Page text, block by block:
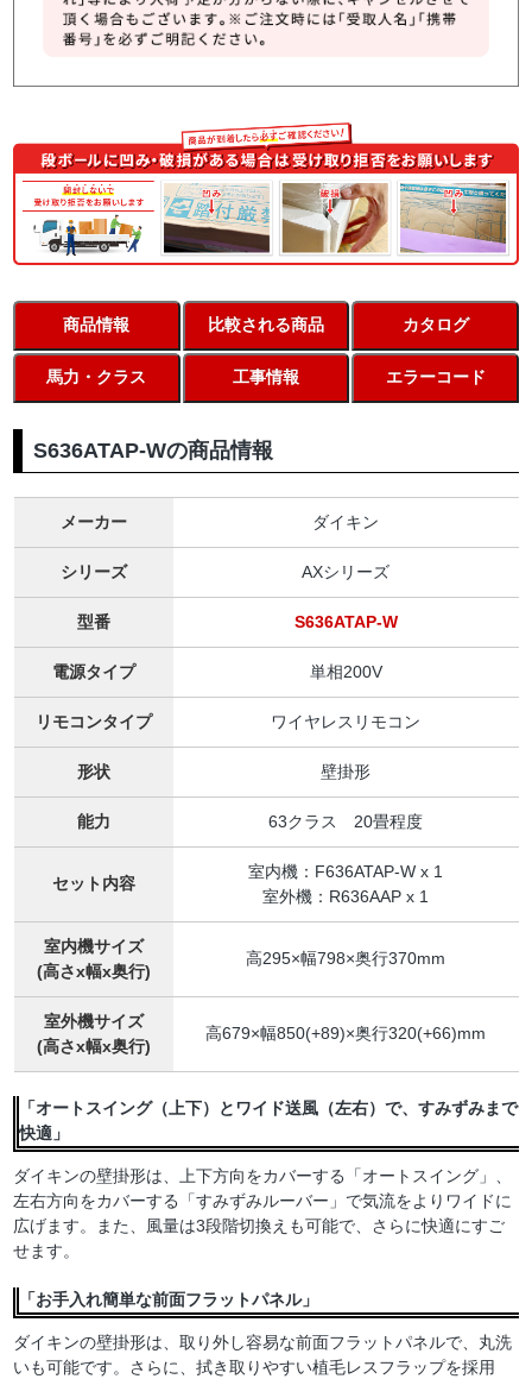
商品情報 比較される商品 カタログ
馬力・クラス 工事情報 エラーコード
S636ATAP-Wの商品情報
メーカー ダイキン
シリーズ AXシリーズ
型番 S636ATAP-W
電源タイプ 単相200V
リモコンタイプ ワイヤレスリモコン
形状 壁掛形
能力 63クラス 20畳程度
セット内容
室内機：F636ATAP-W x 1
室外機：R636AAP x 1
室内機サイズ
(高さx幅x奥行)
高295×幅798×奥行370mm
室外機サイズ
(高さx幅x奥行)
高679×幅850(+89)×奥行320(+66)mm
「オートスイング（上下）とワイド送風（左右）で、すみずみまで
快適」
ダイキンの壁掛形は、上下方向をカバーする「オートスイング」、
左右方向をカバーする「すみずみルーバー」で気流をよりワイドに
広げます。また、風量は3段階切換えも可能で、さらに快適にすご
せます。
「お手入れ簡単な前面フラットパネル」
ダイキンの壁掛形は、取り外し容易な前面フラットパネルで、丸洗
いも可能です。さらに、拭き取りやすい植毛レスフラップを採用